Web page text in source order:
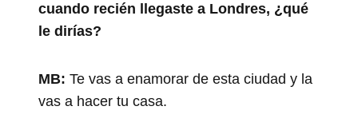
cuando recién llegaste a Londres, ¿qué
le dirías?
MB: Te vas a enamorar de esta ciudad y la
vas a hacer tu casa.